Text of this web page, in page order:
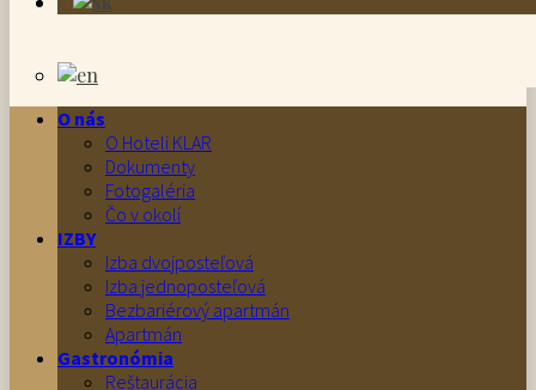
O nás
O Hoteli KLAR
Dokumenty
Fotogaléria
Čo v okolí
IZBY
Izba dvojposteľová
Izba jednoposteľová
Bezbariérový apartmán
Apartmán
Gastronómia
Reštaurácia